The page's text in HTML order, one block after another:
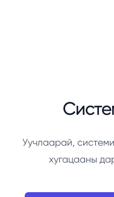
Уучлаарай,
хугацааны